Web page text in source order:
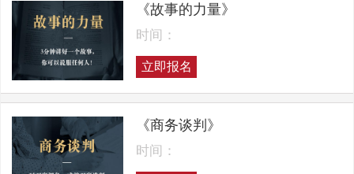
《故事的力量》
时间：
立即报名
《商务谈判》
时间：